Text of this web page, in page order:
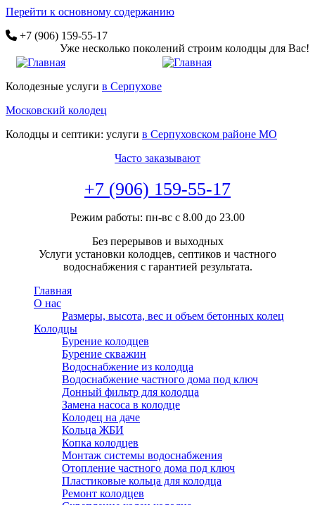
Перейти к основному содержанию
+7 (906) 159-55-17
Уже несколько поколений строим колодцы для Вас!
Колодезные услуги в Серпухове
Московский колодец
Колодцы и септики: услуги в Серпуховском районе МО
Часто заказывают
+7 (906) 159-55-17
Режим работы: пн-вс с 8.00 до 23.00
Без перерывов и выходных
Услуги установки колодцев, септиков и частного
водоснабжения с гарантией результата.
Главная
О нас
Размеры, высота, вес и объем бетонных колец
Колодцы
Бурение колодцев
Бурение скважин
Водоснабжение из колодца
Водоснабжение частного дома под ключ
Донный фильтр для колодца
Замена насоса в колодце
Колодец на даче
Кольца ЖБИ
Копка колодцев
Монтаж системы водоснабжения
Отопление частного дома под ключ
Пластиковые кольца для колодца
Ремонт колодцев